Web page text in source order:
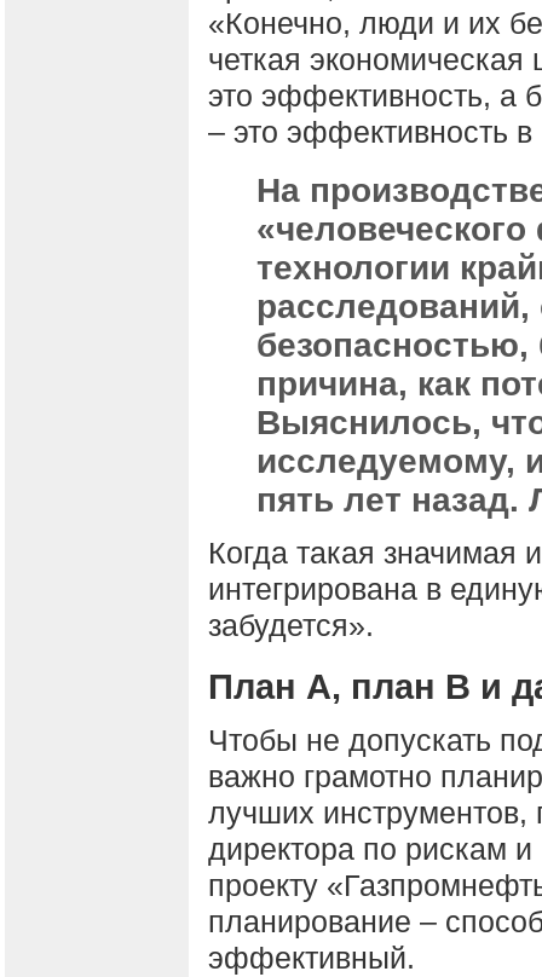
«Конечно, люди и их
четкая экономическая
это эффективность, а
– это эффективность в
На
технологии
безопасностью,
причина, как
Выяснилось,
исследуемому,
пять лет
Когда такая
интегрирована в
забудется».
План А, план В и
Чтобы не допускать
важно грамотно
лучших
директора по рискам
проекту
планирование –
эффективный.